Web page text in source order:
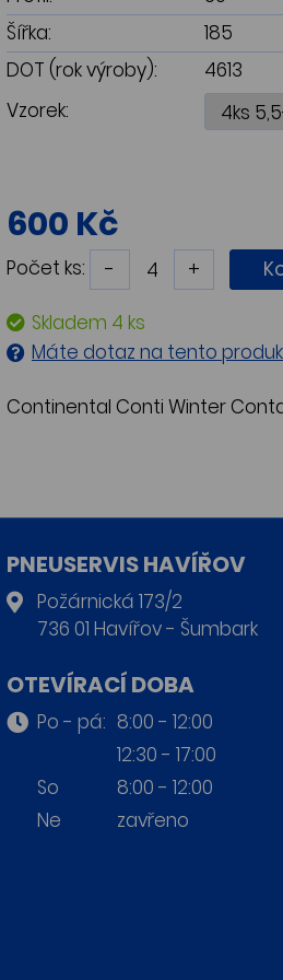
Šířka:
185
DOT (rok výroby):
4613
Vzorek:
600 Kč
Počet ks: - +
Skladem 4 ks
Máte dotaz na tento
Continental Conti Winter
PNEUSERVIS HAVÍŘOV
Požárnická 173/2
736 01 Havířov - Šumbark
OTEVÍRACÍ DOBA
Po - pá: 8:00 - 12:00
12:30 - 17:00
So
8:00 - 12:00
Ne
zavřeno